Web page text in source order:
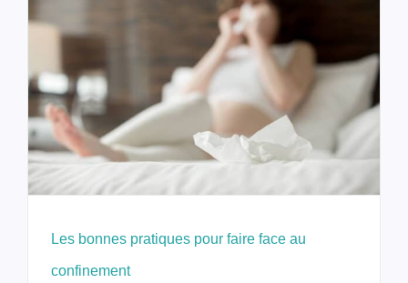
Les bonnes pratiques pour faire face au
confinement